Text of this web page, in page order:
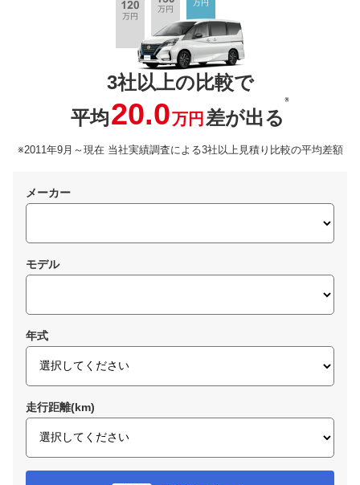
3社以上の比較で
平均20.0万円 差が出る
※
※2011年9月～現在 当社実績調査による3社以上見積り比較の平均差額
メーカー
モデル
年式
走行距離(km)